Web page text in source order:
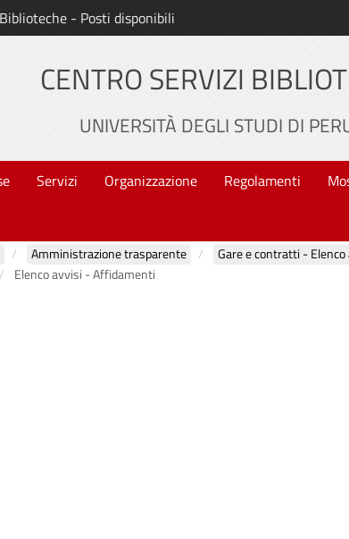
Biblioteche - Posti disponibili
CENTRO SERVIZI
UNIVERSITÀ DEGLI STUDI DI
Servizi Organizzazione Regolamenti
Amministrazione trasparente
Gare e contratti -
Elenco avvisi - Affidamenti